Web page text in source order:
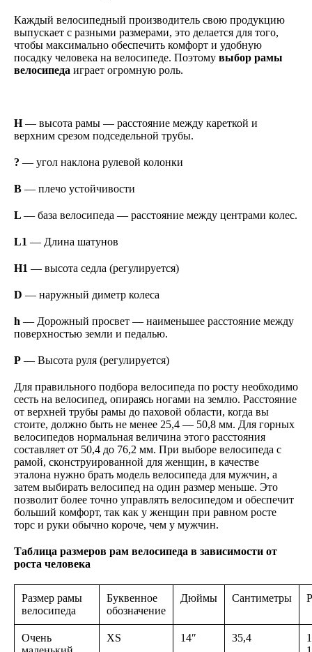
Каждый велосипедный производитель свою продукцию
выпускает с разными размерами, это делается для того,
чтобы максимально обеспечить комфорт и удобную
посадку человека на велосипеде. Поэтому выбор рамы
велосипеда играет огромную роль.
H— высота рамы — расстояние между кареткой и
верхним срезом подседельной трубы.
? — угол наклона рулевой колонки
В — плечо устойчивости
L — база велосипеда — расстояние между центрами колес.
L1 — Длина шатунов
H1 — высота седла (регулируется)
D — наружный диметр колеса
h — Дорожный просвет — наименьшее расстояние между
поверхностью земли и педалью.
P — Высота руля (регулируется)
Для правильного подбора велосипеда по росту необходимо
сесть на велосипед, опираясь ногами на землю. Расстояние
от верхней трубы рамы до паховой области, когда вы
стоите, должно быть не менее 25,4 — 50,8 мм. Для горных
велосипедов нормальная величина этого расстояния
составляет от 50,4 до 76,2 мм. При выборе велосипеда с
рамой, сконструированной для женщин, в качестве
эталона нужно брать модель велосипеда для мужчин, а
затем выбирать велосипед на один размер меньше. Это
позволит более точно управлять велосипедом и обеспечит
больший комфорт, так как у женщин при равном росте
торс и руки обычно короче, чем у мужчин.
Таблица размеров рам велосипеда в зависимости от
роста человека
Размер рамы
велосипеда
Буквенное
обозначение
Дюймы Сантиметры
Очень
XS 14″ 35,4